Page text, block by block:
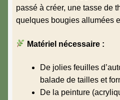
passé à créer, une tasse de
quelques bougies allumées
Matériel nécessaire :
De jolies feuilles
balade de tailles et
De la peinture